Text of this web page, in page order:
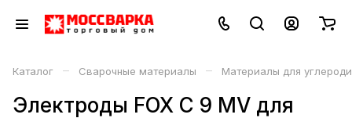
Каталог – Сварочные материалы – Материалы для
Электроды FOX C 9 MV для